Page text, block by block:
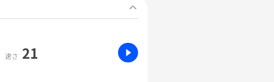
速さ 21